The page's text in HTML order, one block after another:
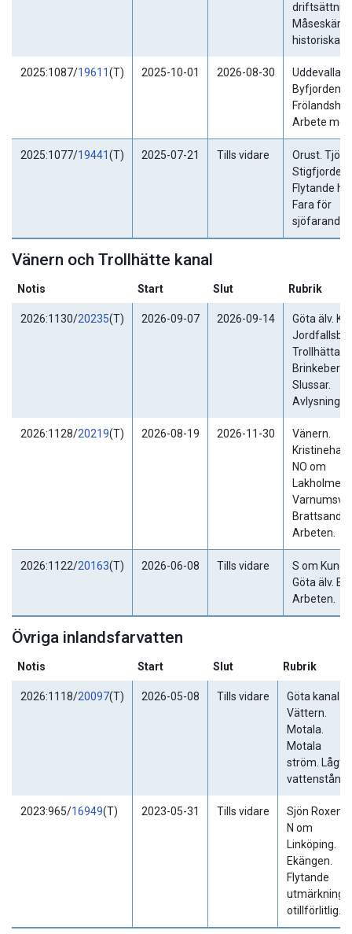
Måseskärs
historiska
2025:1087/19611(T) 2025-10-01 2026-08-30
Uddevalla.
Byfjorden.
Arbete
2025:1077/19441(T) 2025-07-21 Tills vidare
Orust. Tjörn.
Stigfjorden.
Flytande
Fara för
sjöfarande.
Vänern och Trollhätte kanal
Notis Start Slut Rubrik
2026:1130/20235(T) 2026-09-07 2026-09-14
Göta älv.
Trollhättan.
Slussar.
Avlysning.
2026:1128/20219(T) 2026-08-19 2026-11-30
Vänern.
NO om
Lakholmen.
Brattsand.
Arbeten.
2026:1122/20163(T) 2026-06-08 Tills vidare
S om
Göta älv.
Arbeten.
Övriga inlandsfarvatten
Notis Start Slut Rubrik
2026:1118/20097(T) 2026-05-08 Tills vidare
Göta kanal.
Vättern.
Motala.
Motala
ström. Lågt
vattenstånd.
2023:965/16949(T) 2023-05-31 Tills vidare
Sjön Roxen.
N om
Linköping.
Ekängen.
Flytande
utmärkning
otillförlitlig.